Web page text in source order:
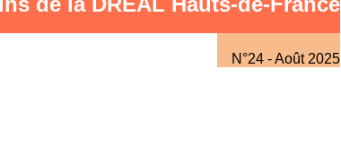
N°24 - Août 2025